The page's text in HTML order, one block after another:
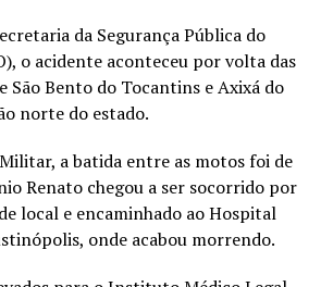
da Segurança Pública do
o acidente aconteceu por volta das
São Bento do Tocantins e Axixá do
norte do estado.
a batida entre as motos foi de
Renato chegou a ser socorrido por
local e encaminhado ao Hospital
onde acabou morrendo.